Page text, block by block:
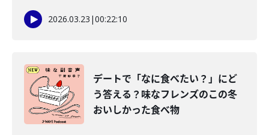
2026.03.23 |00:22:10
デートで「なに食べたい？」にど
う答える？味なフレンズのこの冬
おいしかった食べ物